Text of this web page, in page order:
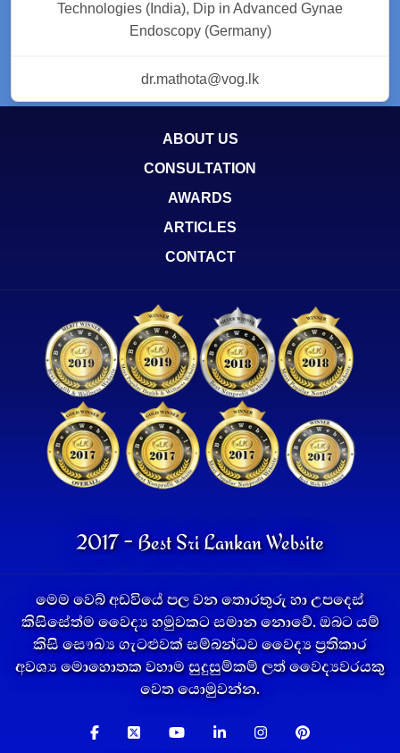
Technologies (India), Dip in Advanced Gynae
Endoscopy (Germany)
dr.mathota@vog.lk
ABOUT US
CONSULTATION
AWARDS
ARTICLES
CONTACT
2017 - Best Sri Lankan Website
මෙම වෙබ් අඩවියේ පල වන තොරතුරු හා උපදෙස්
කිසිසේත්ම වෛද්‍ය හමුවකට සමාන නොවේ. ඔබට යම්
කිසි සෞඛ්‍ය ගැටළුවක් සම්බන්ධව වෛද්‍ය ප්‍රතිකාර
අවශ්‍ය මොහොතක වහාම සුදුසුම්කම් ලත් වෛද්‍යවරයකු
වෙත යොමුවන්න.